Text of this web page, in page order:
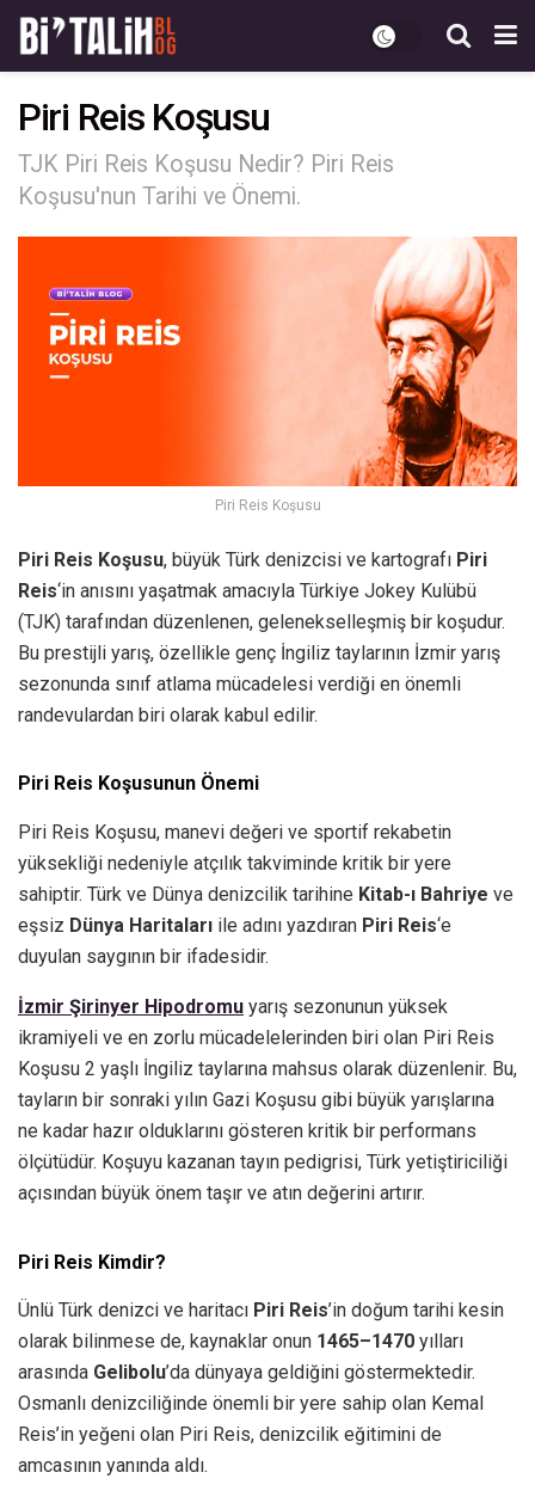
Piri Reis Koşusu
TJK Piri Reis Koşusu Nedir? Piri Reis
Koşusu'nun Tarihi ve Önemi.
Piri Reis Koşusu
Piri Reis Koşusu, büyük Türk denizcisi ve kartografı Piri
Reis‘in anısını yaşatmak amacıyla Türkiye Jokey Kulübü
(TJK) tarafından düzenlenen, gelenekselleşmiş bir koşudur.
Bu prestijli yarış, özellikle genç İngiliz taylarının İzmir yarış
sezonunda sınıf atlama mücadelesi verdiği en önemli
randevulardan biri olarak kabul edilir.
Piri Reis Koşusunun Önemi
Piri Reis Koşusu, manevi değeri ve sportif rekabetin
yüksekliği nedeniyle atçılık takviminde kritik bir yere
sahiptir. Türk ve Dünya denizcilik tarihine Kitab-ı Bahriye ve
eşsiz Dünya Haritaları ile adını yazdıran Piri Reis‘e
duyulan saygının bir ifadesidir.
İzmir Şirinyer Hipodromu yarış sezonunun yüksek
ikramiyeli ve en zorlu mücadelelerinden biri olan Piri Reis
Koşusu 2 yaşlı İngiliz taylarına mahsus olarak düzenlenir. Bu,
tayların bir sonraki yılın Gazi Koşusu gibi büyük yarışlarına
ne kadar hazır olduklarını gösteren kritik bir performans
ölçütüdür. Koşuyu kazanan tayın pedigrisi, Türk yetiştiriciliği
açısından büyük önem taşır ve atın değerini artırır.
Piri Reis Kimdir?
Ünlü Türk denizci ve haritacı Piri Reis’in doğum tarihi kesin
olarak bilinmese de, kaynaklar onun 1465–1470 yılları
arasında Gelibolu’da dünyaya geldiğini göstermektedir.
Osmanlı denizciliğinde önemli bir yere sahip olan Kemal
Reis’in yeğeni olan Piri Reis, denizcilik eğitimini de
amcasının yanında aldı.